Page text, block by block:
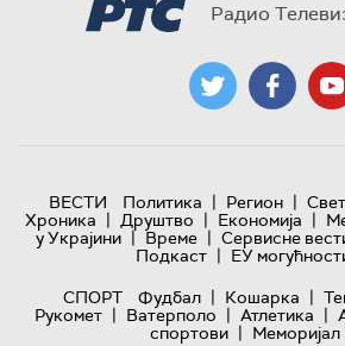
Радио
ВЕСТИ Политика | Регион | Свет
Хроника | Друштво | Економија |
у Украјини | Време | Сервисне
Подкаст | ЕУ
СПОРТ
Фудбал | Кошарка |
Рукомет | Ватерполо | Атлетика |
спортови |